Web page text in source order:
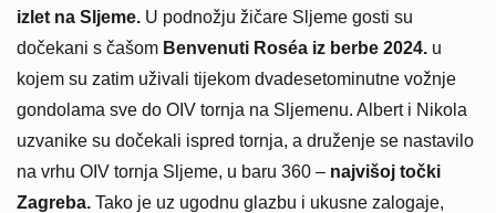
izlet na Sljeme. U podnožju žičare Sljeme gosti su
dočekani s čašom Benvenuti Roséa iz berbe 2024. u
kojem su zatim uživali tijekom dvadesetominutne vožnje
gondolama sve do OIV tornja na Sljemenu. Albert i Nikola
uzvanike su dočekali ispred tornja, a druženje se nastavilo
na vrhu OIV tornja Sljeme, u baru 360 – najvišoj točki
Zagreba. Tako je uz ugodnu glazbu i ukusne zalogaje,